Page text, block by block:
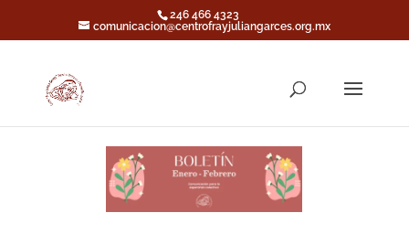
246 466 4323
comunicacion@centrofrayjuliangarces.org.mx